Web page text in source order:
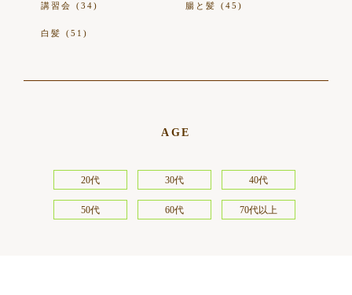
講習会 (34) 腸と髪 (45)
白髪 (51)
AGE
20代 30代 40代
50代 60代 70代以上